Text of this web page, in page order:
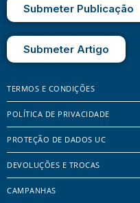
Submeter Publicação
Submeter Artigo
TERMOS E CONDIÇÕES
POLÍTICA DE PRIVACIDADE
PROTEÇÃO DE DADOS UC
DEVOLUÇÕES E TROCAS
CAMPANHAS